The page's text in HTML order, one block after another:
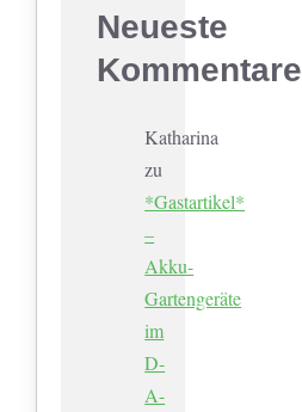
Neueste
Kommentare
Katharina
zu
*Gastartikel*
–
Akku-
Gartengeräte
im
D-
A-